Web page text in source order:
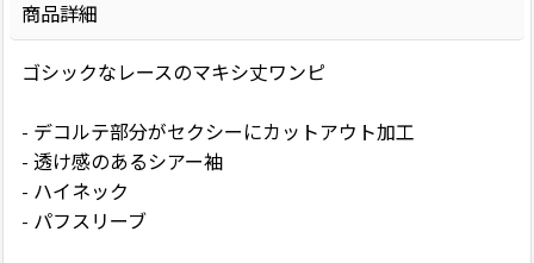
商品詳細
ゴシックなレースのマキシ丈ワンピ
- デコルテ部分がセクシーにカットアウト加工
- 透け感のあるシアー袖
- ハイネック
- パフスリーブ